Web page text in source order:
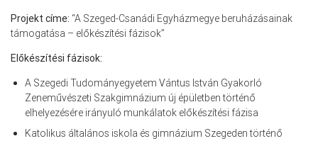
Projekt címe: “A Szeged-Csanádi Egyházmegye beruházásainak
támogatása – előkészítési fázisok”
Előkészítési fázisok:
A Szegedi Tudományegyetem Vántus István Gyakorló
Zeneművészeti Szakgimnázium új épületben történő
elhelyezésére irányuló munkálatok előkészítési fázisa
Katolikus általános iskola és gimnázium Szegeden történő